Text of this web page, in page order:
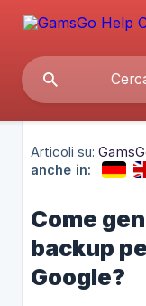
Articoli su:
anche in:
Come
backup
Google?